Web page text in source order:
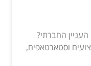
החברתי?
וסטארטאפים,